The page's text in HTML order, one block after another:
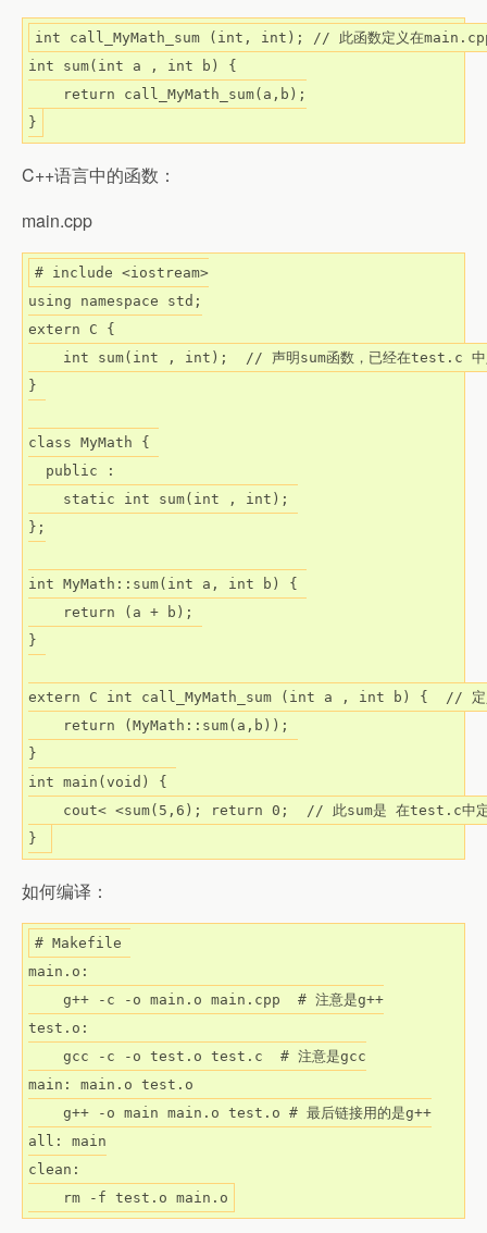
int call_MyMath_sum (int, int); // 此函数定义在
int sum(int a , int b) {
    return call_MyMath_sum(a,b);
C++语言中的函数：
main.cpp
# include <iostream>
using namespace std;
extern C {
int sum(int , int);  // 声明sum函数，已经在test.c 中
}
class MyMath {
  public :
    static int sum(int , int);
};
int MyMath::sum(int a, int b) {
    return (a + b);
}
extern C int call_MyMath_sum (int a , int b) {  // 定义
    return (MyMath::sum(a,b));
}
int main(void) {
cout< <sum(5,6); return 0;  // 此sum是 在test.c中
如何编译：
# Makefile
main.o:
    g++ -c -o main.o main.cpp  # 注意是g++
test.o:
    gcc -c -o test.o test.c  # 注意是gcc
main: main.o test.o
    g++ -o main main.o test.o # 最后链接用的是g++
all: main
clean: